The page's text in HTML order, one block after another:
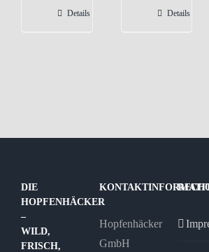
Varianten
Details
Varianten
werden
Details
DIE
HOPFENHÄCKER
–
WILD,
FRISCH,
Hopfenhäcker
GmbH